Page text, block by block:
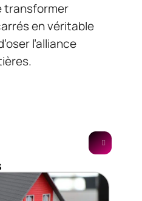
transformer
en véritable
l’alliance